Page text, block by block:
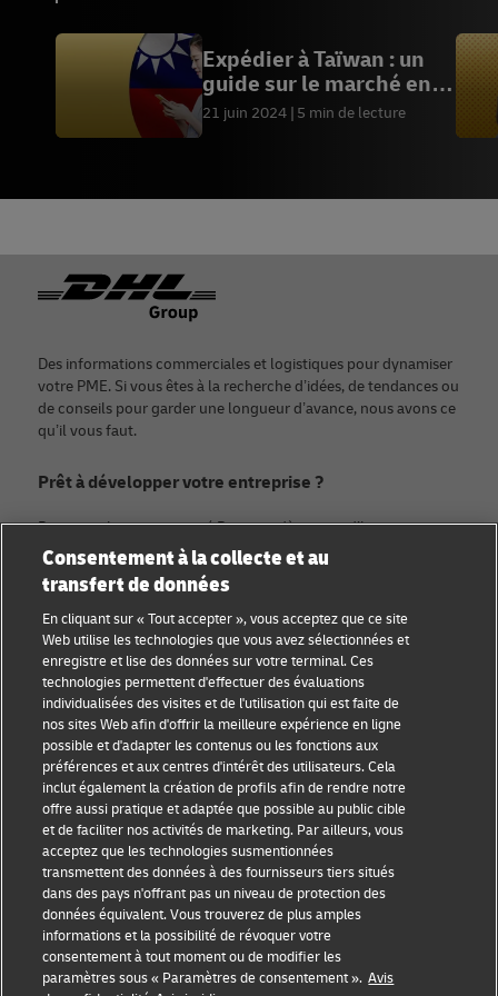
Expédier à Taïwan : un
guide sur le marché en
pleine croissance du
21 juin 2024 5 min de lecture
Footer
Des informations commerciales et logistiques pour dynamiser
votre PME. Si vous êtes à la recherche d’idées, de tendances ou
de conseils pour garder une longueur d’avance, nous avons ce
qu’il vous faut.
Prêt à développer votre entreprise ?
Rejoignez la communauté Discover dès aujourd’hui.
Catégories
Conseils aux petites
entreprises
Conseil e-commerce
Conseil B2B
Conseil logistique
Actualités et
perspectives
Expédition avec DHL
À propos de DHL
Contact
Centre de presse
Durabilité
Mentions légales
Conditions d’utilisation
Vie privée
Cookie Settings
Consentement à la collecte et au
transfert de données
En cliquant sur « Tout accepter », vous acceptez que ce site
Web utilise les technologies que vous avez sélectionnées et
enregistre et lise des données sur votre terminal. Ces
technologies permettent d'effectuer des évaluations
individualisées des visites et de l'utilisation qui est faite de
nos sites Web afin d'offrir la meilleure expérience en ligne
possible et d'adapter les contenus ou les fonctions aux
préférences et aux centres d'intérêt des utilisateurs. Cela
inclut également la création de profils afin de rendre notre
offre aussi pratique et adaptée que possible au public cible
et de faciliter nos activités de marketing. Par ailleurs, vous
acceptez que les technologies susmentionnées
transmettent des données à des fournisseurs tiers situés
dans des pays n'offrant pas un niveau de protection des
données équivalent. Vous trouverez de plus amples
informations et la possibilité de révoquer votre
consentement à tout moment ou de modifier les
paramètres sous « Paramètres de consentement ». Avis